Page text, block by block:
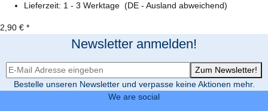
Lieferzeit: 1 - 3 Werktage (DE - Ausland abweichend)
2,90 € *
Newsletter anmelden!
Newsletter-Registrierung
Zum Newsletter!
Bestelle unseren Newsletter und verpasse keine Aktionen mehr.
We are social